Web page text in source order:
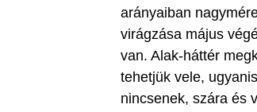
arányaiban
virágzása május
van. Alak-háttér
tehetjük vele,
nincsenek, szára és